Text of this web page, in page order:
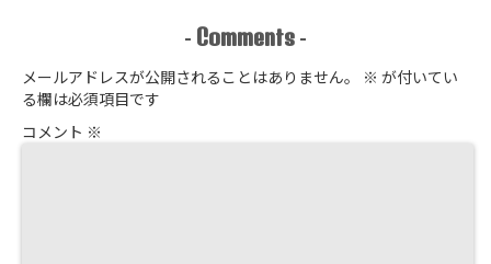
- Comments -
メールアドレスが公開されることはありません。 ※ が付いてい
る欄は必須項目です
コメント ※